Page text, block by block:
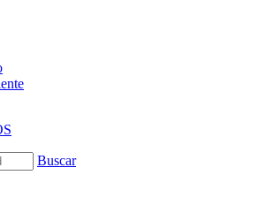
Buscar